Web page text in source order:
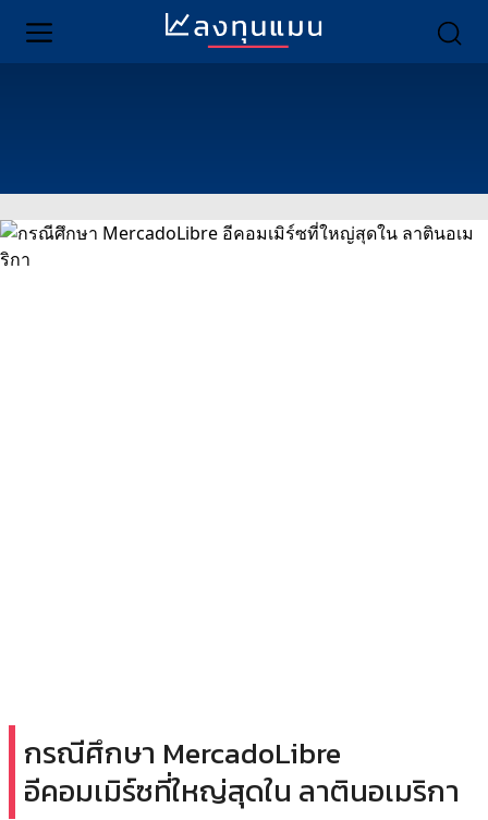
กรณีศึกษา MercadoLibre
อีคอมเมิร์ซที่ใหญ่สุดใน ลาตินอเมริกา